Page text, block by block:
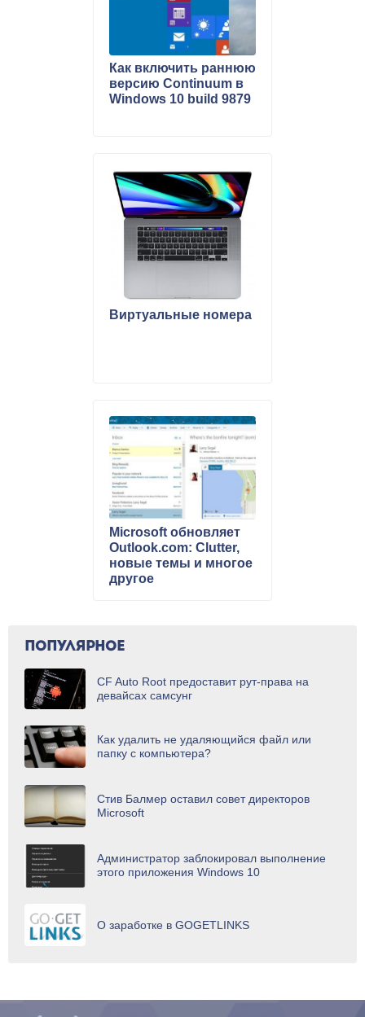
Как включить раннюю
версию Continuum в
Windows 10 build 9879
Виртуальные номера
Microsoft обновляет
Outlook.com: Clutter,
новые темы и многое
другое
ПОПУЛЯРНОЕ
CF Auto Root предоставит рут-права на
девайсах самсунг
Как удалить не удаляющийся файл или
папку с компьютера?
Стив Балмер оставил совет директоров
Microsoft
Администратор заблокировал выполнение
этого приложения Windows 10
О заработке в GOGETLINKS